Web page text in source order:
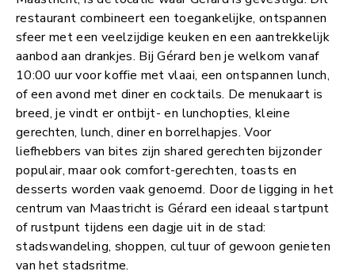
restaurant combineert een toegankelijke, ontspannen
sfeer met een veelzijdige keuken en een aantrekkelijk
aanbod aan drankjes. Bij Gérard ben je welkom vanaf
10:00 uur voor koffie met vlaai, een ontspannen lunch,
of een avond met diner en cocktails. De menukaart is
breed, je vindt er ontbijt- en lunchopties, kleine
gerechten, lunch, diner en borrelhapjes. Voor
liefhebbers van bites zijn shared gerechten bijzonder
populair, maar ook comfort-gerechten, toasts en
desserts worden vaak genoemd. Door de ligging in het
centrum van Maastricht is Gérard een ideaal startpunt
of rustpunt tijdens een dagje uit in de stad:
stadswandeling, shoppen, cultuur of gewoon genieten
van het stadsritme.